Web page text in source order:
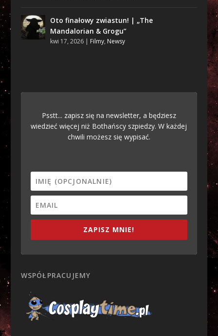
Oto finałowy zwiastun! | „The
Mandalorian & Grogu”
kwi 17, 2026| Filmy, Newsy
Psstt... zapisz się na newsletter, a będziesz
wiedzieć więcej niż Bothańscy szpiedzy. W każdej
chwili możesz się wypisać.
ZAPISZ MNIE!
WSPÓŁPRACUJEMY